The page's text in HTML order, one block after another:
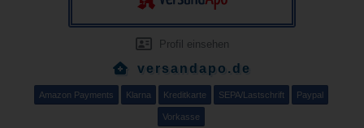
Profil einsehen
versandapo.de
Amazon Payments Klarna Kreditkarte SEPA/Lastschrift Paypal
Vorkasse